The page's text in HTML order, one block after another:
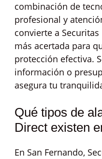
combinación de
profesional y
convierte a
más acertada para
protección efectiva.
información o
asegura tu
Qué tipos de
Direct existen
En San Fernando,